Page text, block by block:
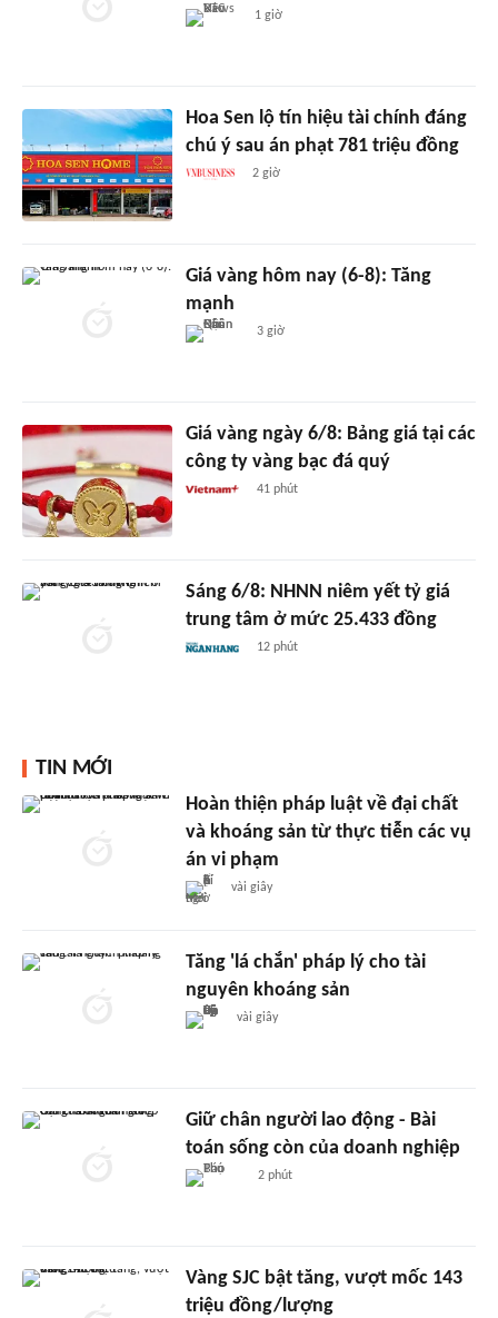
1 giờ
Hoa Sen lộ tín hiệu tài chính đáng
chú ý sau án phạt 781 triệu đồng
2 giờ
Giá vàng hôm nay (6-8): Tăng
mạnh
3 giờ
Giá vàng ngày 6/8: Bảng giá tại các
công ty vàng bạc đá quý
41 phút
Sáng 6/8: NHNN niêm yết tỷ giá
trung tâm ở mức 25.433 đồng
12 phút
TIN MỚI
Hoàn thiện pháp luật về đại chất
và khoáng sản từ thực tiễn các vụ
án vi phạm
vài giây
Tăng 'lá chắn' pháp lý cho tài
nguyên khoáng sản
vài giây
Giữ chân người lao động - Bài
toán sống còn của doanh nghiệp
2 phút
Vàng SJC bật tăng, vượt mốc 143
triệu đồng/lượng